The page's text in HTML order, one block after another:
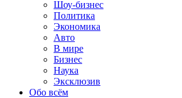
Шоу-бизнес
Политика
Экономика
Авто
В мире
Бизнес
Наука
Эксклюзив
Обо всём